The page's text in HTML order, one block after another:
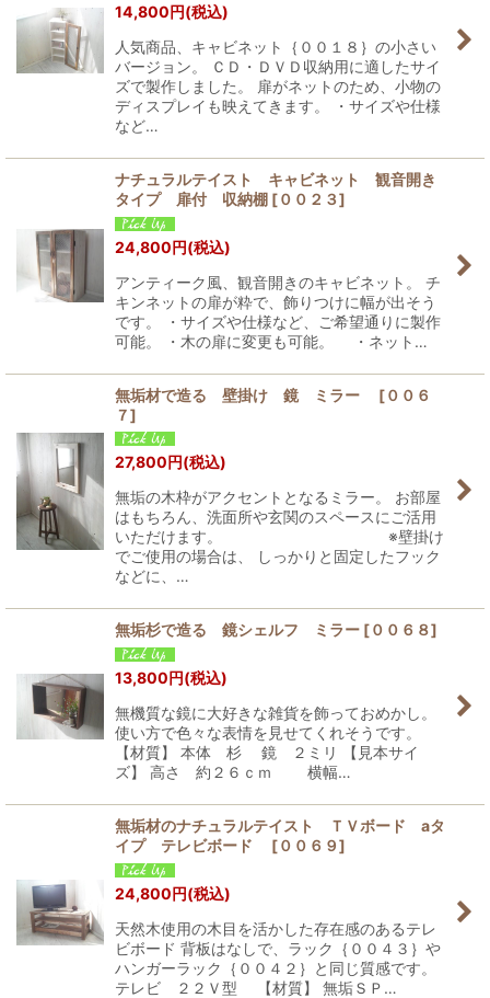
14,800円(税込)
人気商品、キャビネット｛００１８｝の小さい
バージョン。 ＣＤ・ＤＶＤ収納用に適したサイ
ズで製作しました。 扉がネットのため、小物の
ディスプレイも映えてきます。 ・サイズや仕様
など…
ナチュラルテイスト キャビネット 観音開き
タイプ 扉付 収納棚 [００２３]
24,800円(税込)
アンティーク風、観音開きのキャビネット。 チ
キンネットの扉が粋で、飾りつけに幅が出そう
です。 ・サイズや仕様など、ご希望通りに製作
可能。 ・木の扉に変更も可能。 ・ネット…
無垢材で造る 壁掛け 鏡 ミラー [００６
７]
27,800円(税込)
無垢の木枠がアクセントとなるミラー。 お部屋
はもちろん、洗面所や玄関のスペースにご活用
いただけます。 ※壁掛け
でご使用の場合は、 しっかりと固定したフック
などに、…
無垢杉で造る 鏡シェルフ ミラー [００６８]
13,800円(税込)
無機質な鏡に大好きな雑貨を飾っておめかし。
使い方で色々な表情を見せてくれそうです。
【材質】 本体 杉 鏡 ２ミリ 【見本サイ
ズ】 高さ 約２６ｃｍ 横幅…
無垢材のナチュラルテイスト ＴＶボード aタ
イプ テレビボード
[００６９]
24,800円(税込)
天然木使用の木目を活かした存在感のあるテレ
ビボード 背板はなしで、ラック｛００４３｝や
ハンガーラック｛００４２｝と同じ質感です。
テレビ ２２Ｖ型 【材質】 無垢ＳＰ…